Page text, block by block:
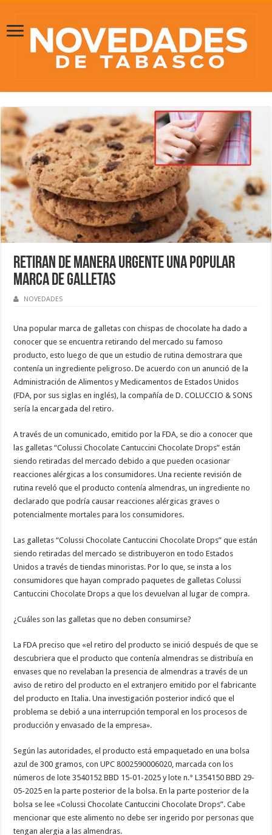
Retiran de manera URGENTE una popular
marca de GALLETAS
NOVEDADES
Una popular marca de galletas con chispas de chocolate ha dado a
conocer que se encuentra retirando del mercado su famoso
producto, esto luego de que un estudio de rutina demostrara que
contenía un ingrediente peligroso. De acuerdo con un anunció de la
Administración de Alimentos y Medicamentos de Estados Unidos
(FDA, por sus siglas en inglés), la compañía de D. COLUCCIO & SONS
sería la encargada del retiro.
A través de un comunicado, emitido por la FDA, se dio a conocer que
las galletas “Colussi Chocolate Cantuccini Chocolate Drops” están
siendo retiradas del mercado debido a que pueden ocasionar
reacciones alérgicas a los consumidores. Una reciente revisión de
rutina reveló que el producto contenía almendras, un ingrediente no
declarado que podría causar reacciones alérgicas graves o
potencialmente mortales para los consumidores.
Las galletas “Colussi Chocolate Cantuccini Chocolate Drops” que están
siendo retiradas del mercado se distribuyeron en todo Estados
Unidos a través de tiendas minoristas. Por lo que, se insta a los
consumidores que hayan comprado paquetes de galletas Colussi
Cantuccini Chocolate Drops a que los devuelvan al lugar de compra.
¿Cuáles son las galletas que no deben consumirse?
La FDA preciso que «el retiro del producto se inició después de que se
descubriera que el producto que contenía almendras se distribuía en
envases que no revelaban la presencia de almendras a través de un
aviso de retiro del producto en el extranjero emitido por el fabricante
del producto en Italia. Una investigación posterior indicó que el
problema se debió a una interrupción temporal en los procesos de
producción y envasado de la empresa».
Según las autoridades, el producto está empaquetado en una bolsa
azul de 300 gramos, con UPC 8002590006020, marcada con los
números de lote 3540152 BBD 15-01-2025 y lote n.° L354150 BBD 29-
05-2025 en la parte posterior de la bolsa. En la parte posterior de la
bolsa se lee «Colussi Chocolate Cantuccini Chocolate Drops”. Cabe
mencionar que este alimento no debe ser ingerido por personas que
tengan alergia a las almendras.